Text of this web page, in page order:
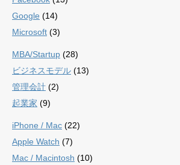
Google (14)
Microsoft (3)
MBA/Startup (28)
ビジネスモデル (13)
管理会計 (2)
起業家 (9)
iPhone / Mac (22)
Apple Watch (7)
Mac / Macintosh (10)